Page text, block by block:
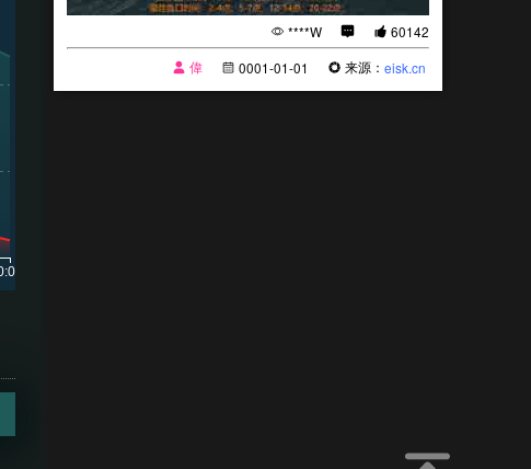
****W
60142
偉
0001-01-01 来源：eisk.cn